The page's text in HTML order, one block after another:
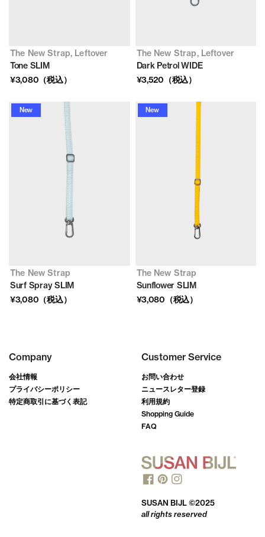
The New Strap, Leftover
Tone SLIM
¥3,080（税込）
The New Strap, Leftover
Dark Petrol WIDE
¥3,520（税込）
New
The New Strap
Surf Spray SLIM
¥3,080（税込）
New
The New Strap
Sunflower SLIM
¥3,080（税込）
Company
会社情報
プライバシーポリシー
特定商取引に基づく表記
Customer Service
お問い合わせ
ニュースレター登録
利用規約
Shopping Guide
FAQ
SUSAN BIJL ©2025
all rights reserved